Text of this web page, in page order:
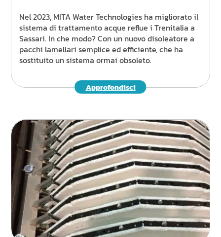
Nel 2023, MITA Water Technologies ha migliorato il
sistema di trattamento acque reflue i Trenitalia a
Sassari. In che modo? Con un nuovo disoleatore a
pacchi lamellari semplice ed efficiente, che ha
sostituito un sistema ormai obsoleto.
Approfondisci